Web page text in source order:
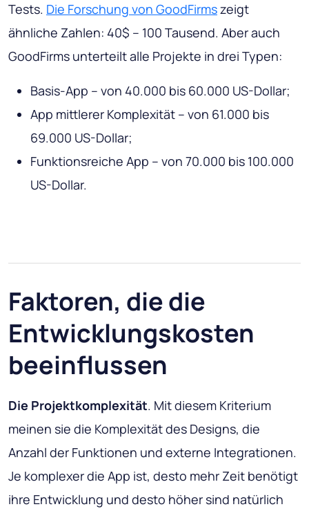
Tests. Die Forschung von GoodFirmszeigt
ähnliche Zahlen: 40$ – 100 Tausend. Aber auch
GoodFirms unterteilt alle Projekte in drei Typen:
Basis-App – von 40.000 bis 60.000 US-Dollar;
App mittlerer Komplexität – von 61.000 bis
69.000 US-Dollar;
Funktionsreiche App – von 70.000 bis 100.000
US-Dollar.
Faktoren, die die
Entwicklungskosten
beeinflussen
Die Projektkomplexität. Mit diesem Kriterium
meinen sie die Komplexität des Designs, die
Anzahl der Funktionen und externe Integrationen.
Je komplexer die App ist, desto mehr Zeit benötigt
ihre Entwicklung und desto höher sind natürlich